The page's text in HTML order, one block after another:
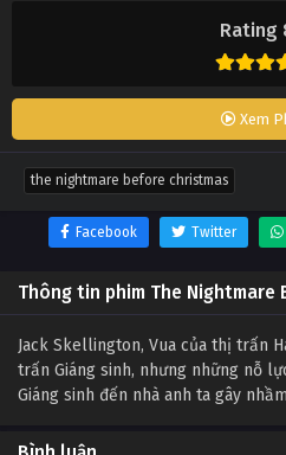
Rating
Xem
the nightmare before christmas
Facebook Twitter
Thông tin phim The Nightmare
Jack Skellington, Vua của thị trấn
trấn Giáng sinh, nhưng những nỗ
Giáng sinh đến nhà anh ta gây